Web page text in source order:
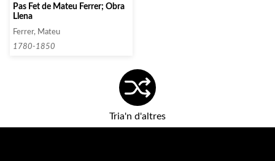
Pas Fet de Mateu Ferrer; Obra
Llena
Ferrer, Mateu
1780-1850
Tria'n d'altres